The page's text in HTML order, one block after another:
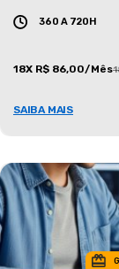
360 A 720H
18X R$ 86,00/Mês
SAIBA MAIS